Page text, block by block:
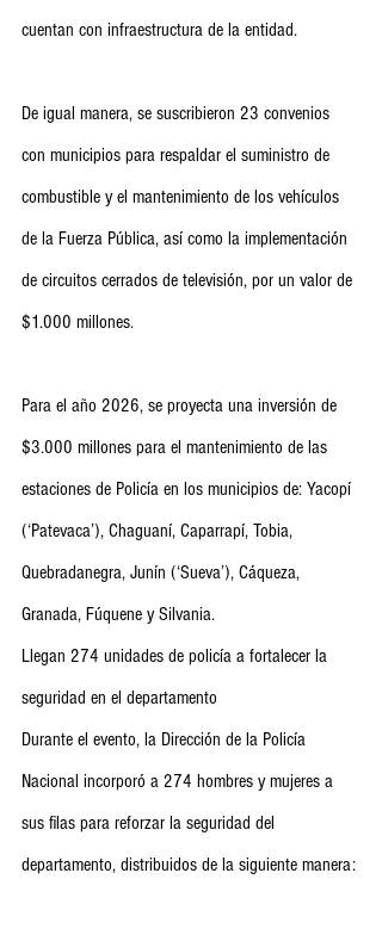
cuentan con infraestructura de la entidad.
De igual manera, se suscribieron 23 convenios
con municipios para respaldar el suministro de
combustible y el mantenimiento de los vehículos
de la Fuerza Pública, así como la implementación
de circuitos cerrados de televisión, por un valor de
$1.000 millones.
Para el año 2026, se proyecta una inversión de
$3.000 millones para el mantenimiento de las
estaciones de Policía en los municipios de: Yacopí
(‘Patevaca’), Chaguaní, Caparrapí, Tobia,
Quebradanegra, Junín (‘Sueva’), Cáqueza,
Granada, Fúquene y Silvania.
Llegan 274 unidades de policía a fortalecer la
seguridad en el departamento
Durante el evento, la Dirección de la Policía
Nacional incorporó a 274 hombres y mujeres a
sus filas para reforzar la seguridad del
departamento, distribuidos de la siguiente manera: